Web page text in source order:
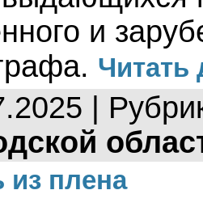
и
Читать
|
из плена